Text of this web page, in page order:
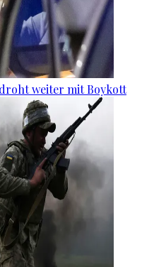
weiter mit Boykott